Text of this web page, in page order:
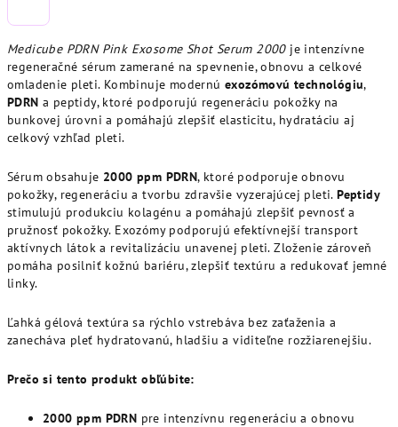
Medicube PDRN Pink Exosome Shot Serum 2000je intenzívne
regeneračné sérum zamerané na spevnenie, obnovu a celkové
omladenie pleti. Kombinuje modernú exozómovú technológiu,
PDRN a peptidy, ktoré podporujú regeneráciu pokožky na
bunkovej úrovni a pomáhajú zlepšiť elasticitu, hydratáciu aj
celkový vzhľad pleti.
Sérum obsahuje 2000 ppm PDRN, ktoré podporuje obnovu
pokožky, regeneráciu a tvorbu zdravšie vyzerajúcej pleti.Peptidy
stimulujú produkciu kolagénu a pomáhajú zlepšiť pevnosť a
pružnosť pokožky. Exozómy podporujú efektívnejší transport
aktívnych látok a revitalizáciu unavenej pleti. Zloženie zároveň
pomáha posilniť kožnú bariéru, zlepšiť textúru a redukovať jemné
linky.
Ľahká gélová textúra sa rýchlo vstrebáva bez zaťaženia a
zanecháva pleť hydratovanú, hladšiu a viditeľne rozžiarenejšiu.
Prečo si tento produkt obľúbite:
2000 ppm PDRN pre intenzívnu regeneráciu a obnovu